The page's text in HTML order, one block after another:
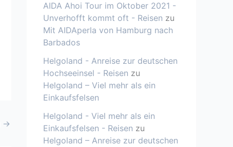
→
AIDA Ahoi Tour im Oktober 2021 -
Unverhofft kommt oft - Reisen zu
Mit AIDAperla von Hamburg nach
Barbados
Helgoland - Anreise zur deutschen
Hochseeinsel - Reisen zu
Helgoland – Viel mehr als ein
Einkaufsfelsen
Helgoland - Viel mehr als ein
Einkaufsfelsen - Reisen zu
Helgoland – Anreise zur deutschen